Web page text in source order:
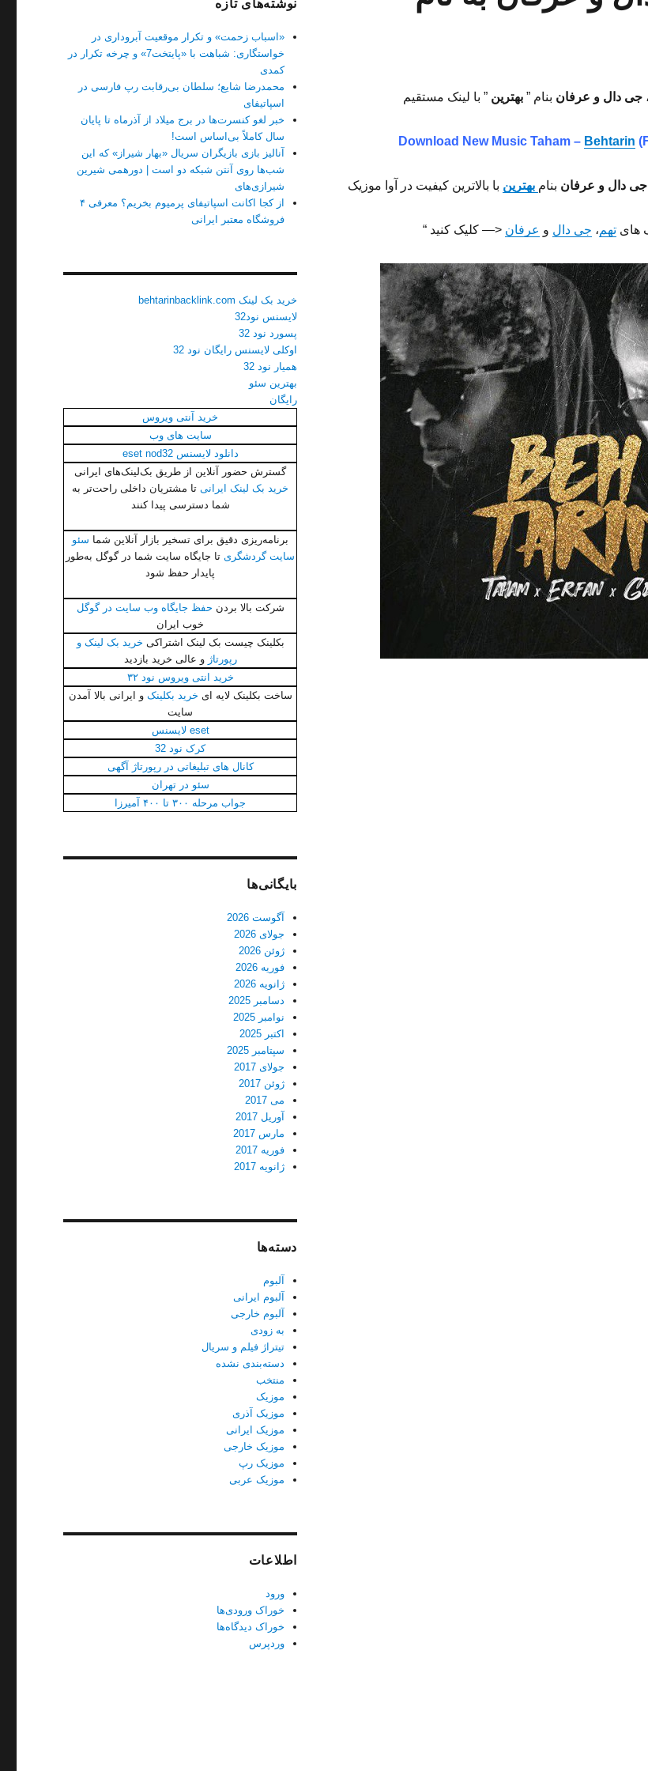
جی دال و عرفان بنام ” بهترین ” با لینک مستقیم
Download New MusicTaham – Behtarin
جی دال و عرفان بنام بهترین با بالاترین کیفیت در آوا موزیک
های تهم، جی دال و عرفان <— کلیک کنید “
جی دال و عرفان به نام بهترین”
نوشته‌های تازه
«اسباب زحمت» و تکرار موقعیت آبروداری در
خواستگاری: شباهت با «پایتخت7» و چرخه تکرار در
کمدی
محمدرضا شایع؛ سلطان بی‌رقابت رپ فارسی در
اسپاتیفای
خبر لغو کنسرت‌ها در برج میلاد از آذرماه تا پایان
سال کاملاً بی‌اساس است!
آنالیز بازی بازیگران سریال «بهار شیراز» که این
شب‌ها روی آنتن شبکه دو است | دورهمی شیرین
شیرازی‌های
از کجا اکانت اسپاتیفای پرمیوم بخریم؟ معرفی ۴
فروشگاه معتبر ایرانی
خرید بک لینک behtarinbacklink.com
لایسنس نود32
پسورد نود 32
اوکلی لایسنس رایگان نود 32
همیار نود 32
بهترین سئو
رایگان
خرید آنتی ویروس
سایت های وب
دانلود لایسنس eset nod32
گسترش حضور آنلاین از طریق بک‌لینک‌های ایرانی
خرید بک لینک ایرانیتا مشتریان داخلی راحت‌تر به
شما دسترسی پیدا کنند
برنامه‌ریزی دقیق برای تسخیر بازار آنلاین شما سئو
سایت گردشگریتا جایگاه سایت شما در گوگل به‌طور
پایدار حفظ شود
شرکت بالا بردن حفظ جایگاه وب سایت در گوگل
خوب ایران
بکلینک چیست بک لینک اشتراکی خرید بک لینک و
رپورتاژ و عالی خرید بازدید
خرید انتی ویروس نود ۳۲
ساخت بکلینک لایه ای خرید بکلینک و ایرانی بالا آمدن
سایت
eset لایسنس
کرک نود 32
کانال‌ های تبلیغاتی در رپورتاژ آگهی
سئو در تهران
جواب مرحله ۳۰۰ تا ۴۰۰ آمیرزا
بایگانی‌ها
آگوست 2026
جولای 2026
ژوئن 2026
فوریه 2026
ژانویه 2026
دسامبر 2025
نوامبر 2025
اکتبر 2025
سپتامبر 2025
جولای 2017
ژوئن 2017
می 2017
آوریل 2017
مارس 2017
فوریه 2017
ژانویه 2017
دسته‌ها
آلبوم
آلبوم ایرانی
آلبوم خارجی
به زودی
تیتراژ فیلم و سریال
دسته‌بندی نشده
منتخب
موزیک
موزیک آذری
موزیک ایرانی
موزیک خارجی
موزیک رپ
موزیک عربی
اطلاعات
ورود
خوراک ورودی‌ها
خوراک دیدگاه‌ها
وردپرس